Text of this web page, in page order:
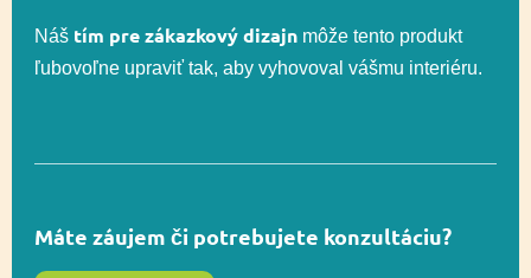
Funkčnosť
Senzorická
integrácia,
Náš tím pre zákazkový dizajn môže tento produkt
ľubovoľne upraviť tak, aby vyhovoval vášmu interiéru.
Máte záujem či potrebujete konzultáciu?